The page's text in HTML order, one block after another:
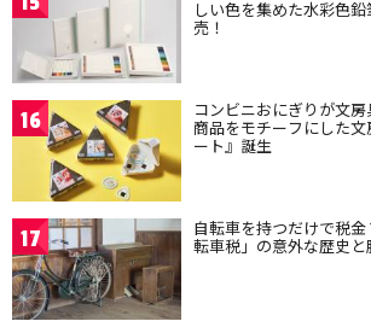
しい色を集めた水彩色
売！
16 コンビニおにぎりが文
商品をモチーフにした
ート』誕生
17 自転車を持つだけで税
転車税」の意外な歴史